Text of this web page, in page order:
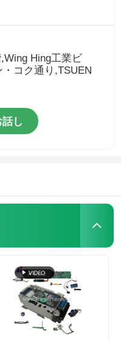
Hing工業ビ
コク通り,TSUEN
し